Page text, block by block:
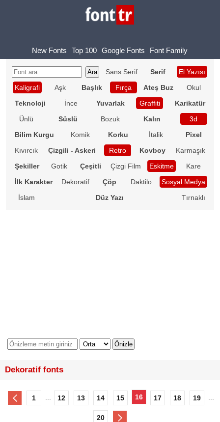
New Fonts Top 100 Google Fonts Font Family
Sans Serif Serif
El Yazısı
Kaligrafi
Aşk Başlık Fırça Ateş Buz
Okul
Teknoloji
İnce Yuvarlak Graffiti
Karikatür
Ünlü
Süslü Bozuk Kalın
3d
Bilim Kurgu
Komik Korku İtalik
Pixel
Kıvırcık
Çizgili - Askeri Retro Kovboy
Karmaşık
Şekiller
Gotik Çeşitli Çizgi Film Eskitme
Kare
İlk Karakter
Dekoratif Çöp Daktilo
Sosyal Medya
İslam
Düz Yazı Tırnaklı
Dekoratif fonts
1 12 13 14 15 16 17 18 19
20